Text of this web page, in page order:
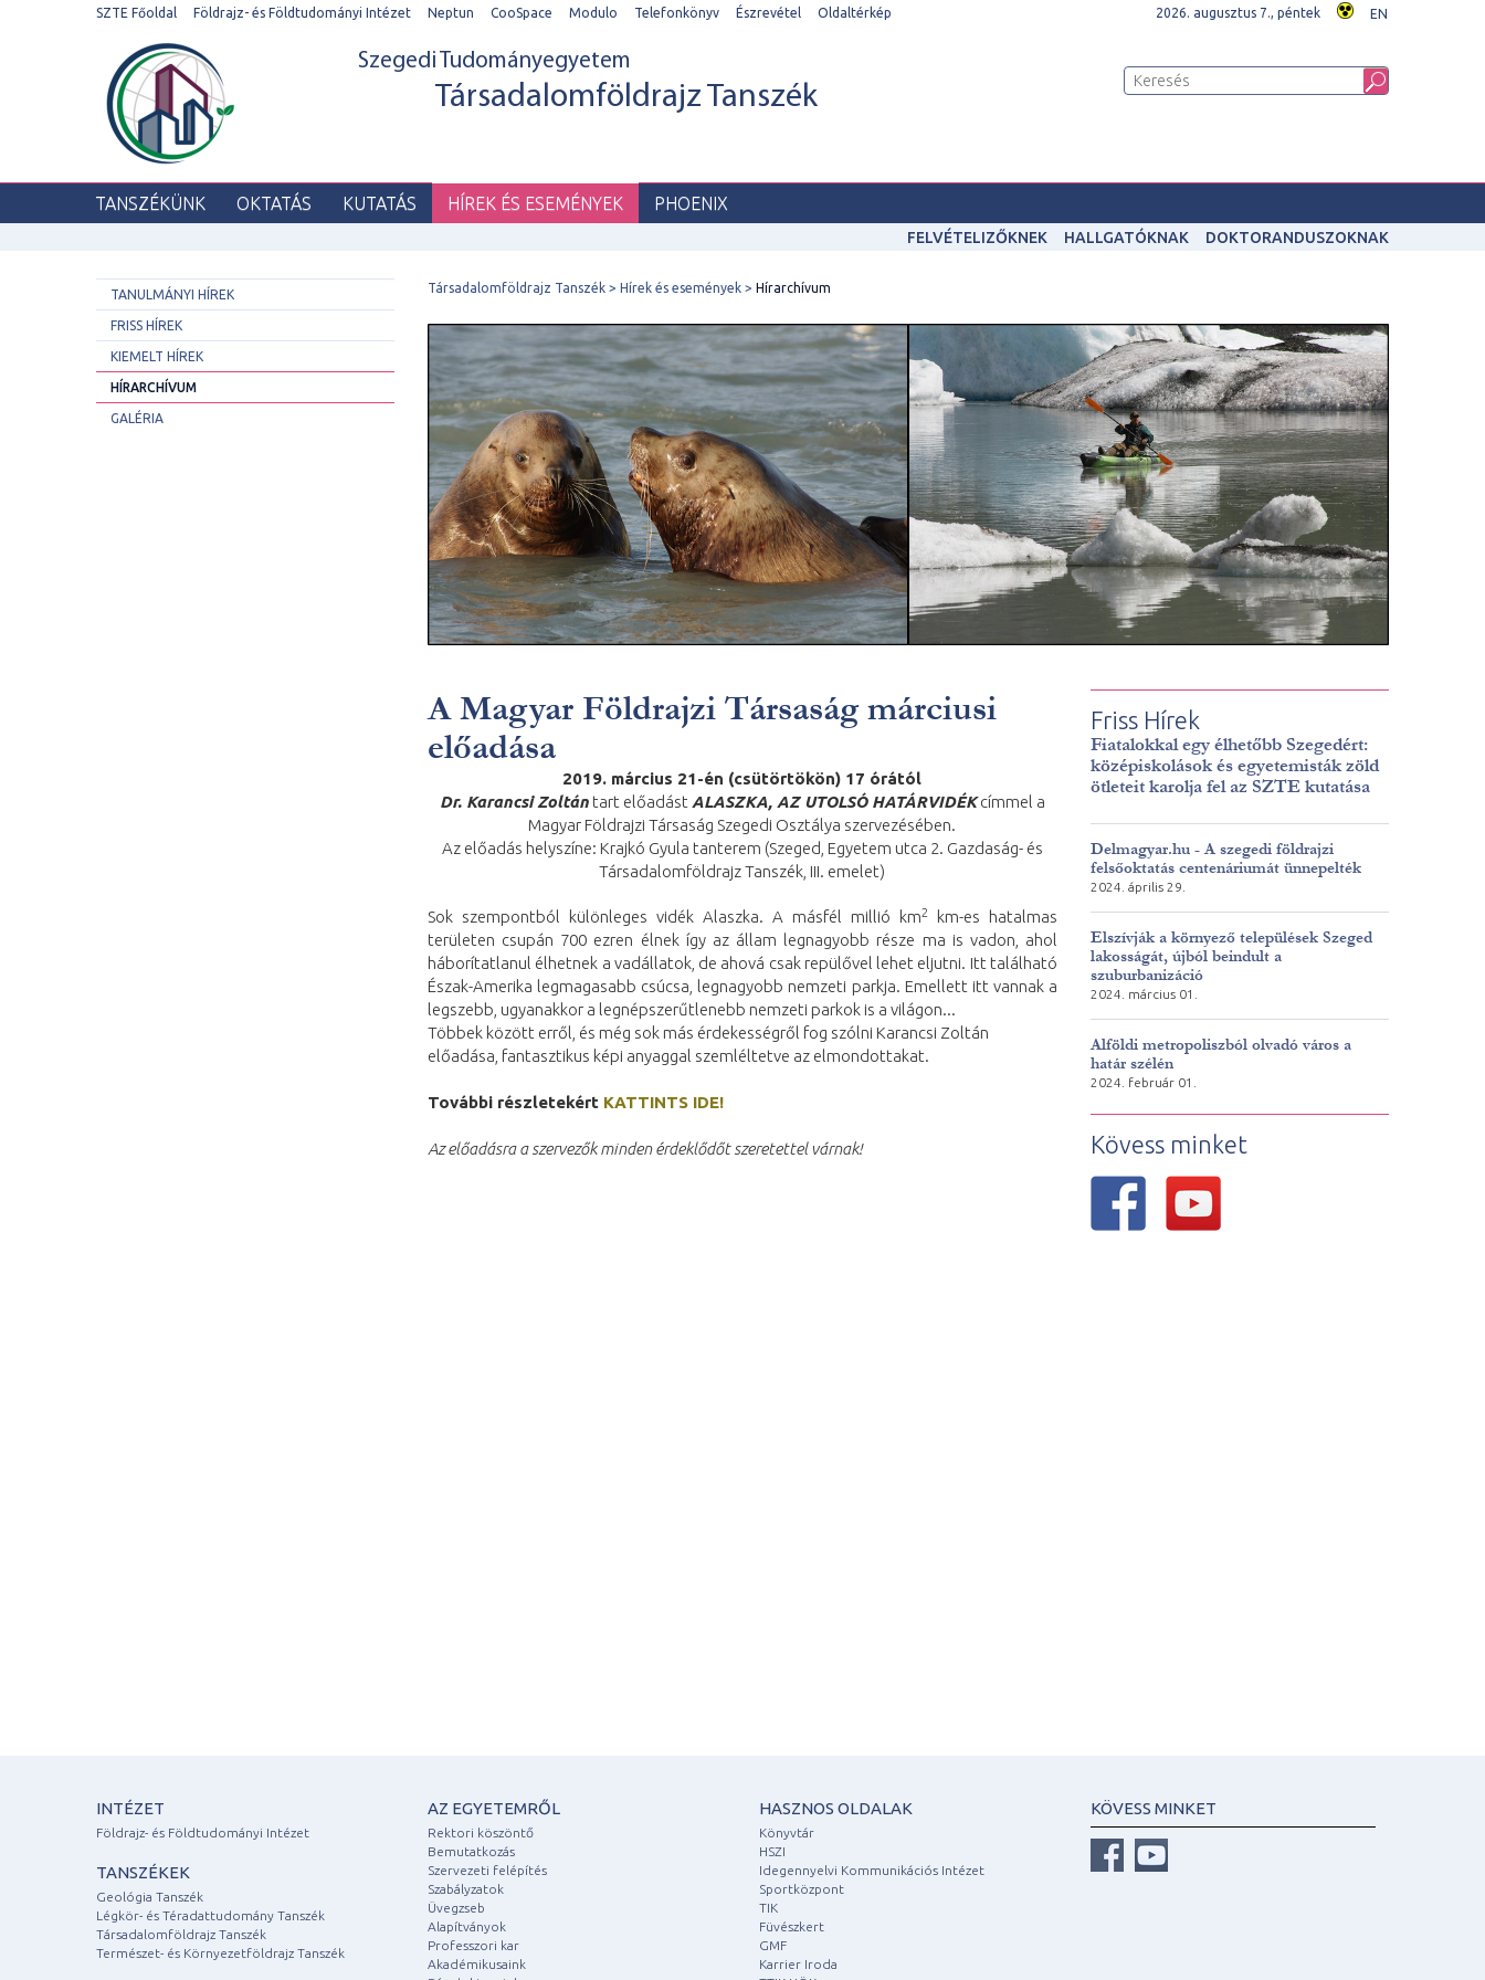
SZTE Főoldal Földrajz- és Földtudományi Intézet Neptun CooSpace Modulo Telefonkönyv Észrevétel Oldaltérkép 2026. augusztus 7., péntek EN
Szegedi Tudományegyetem
Társadalomföldrajz Tanszék
TANSZÉKÜNK OKTATÁS KUTATÁS HÍREK ÉS ESEMÉNYEK PHOENIX
FELVÉTELIZŐKNEK HALLGATÓKNAK DOKTORANDUSZOKNAK
TANULMÁNYI HÍREK
FRISS HÍREK
KIEMELT HÍREK
HÍRARCHÍVUM
GALÉRIA
Társadalomföldrajz Tanszék Hírek és események Hírarchívum
A Magyar Földrajzi Társaság márciusi
előadása
2019. március 21-én (csütörtökön) 17 órától
Dr. Karancsi Zoltántart előadást ALASZKA, AZ UTOLSÓ HATÁRVIDÉKcímmel a
Magyar Földrajzi Társaság Szegedi Osztálya szervezésében.
Az előadás helyszíne: Krajkó Gyula tanterem (Szeged, Egyetem utca 2. Gazdaság- és
Társadalomföldrajz Tanszék, III. emelet)
Sok szempontból különleges vidék Alaszka. A másfél millió km2
km-es hatalmas
területen csupán 700 ezren élnek így az állam legnagyobb része ma is vadon, ahol
háborítatlanul élhetnek a vadállatok, de ahová csak repülővel lehet eljutni. Itt található
Észak-Amerika legmagasabb csúcsa, legnagyobb nemzeti parkja. Emellett itt vannak a
legszebb, ugyanakkor a legnépszerűtlenebb nemzeti parkok is a világon...
Többek között erről, és még sok más érdekességről fog szólni Karancsi Zoltán
előadása, fantasztikus képi anyaggal szemléltetve az elmondottakat.
További részletekért KATTINTS IDE!
Az előadásra a szervezők minden érdeklődőt szeretettel várnak!
Friss Hírek
Fiatalokkal egy élhetőbb Szegedért:
középiskolások és egyetemisták zöld
ötleteit karolja fel az SZTE kutatása
Delmagyar.hu - A szegedi földrajzi
felsőoktatás centenáriumát ünnepelték
2024. április 29.
Elszívják a környező települések Szeged
lakosságát, újból beindult a
szuburbanizáció
2024. március 01.
Alföldi metropoliszból olvadó város a
határ szélén
2024. február 01.
Kövess minket
INTÉZET
Földrajz- és Földtudományi Intézet
TANSZÉKEK
Geológia Tanszék
Légkör- és Téradattudomány Tanszék
Társadalomföldrajz Tanszék
Természet- és Környezetföldrajz Tanszék
AZ EGYETEMRŐL
Rektori köszöntő
Bemutatkozás
Szervezeti felépítés
Szabályzatok
Üvegzseb
Alapítványok
Professzori kar
Akadémikusaink
HASZNOS OLDALAK
Könyvtár
HSZI
Idegennyelvi Kommunikációs Intézet
Sportközpont
TIK
Füvészkert
GMF
Karrier Iroda
KÖVESS MINKET